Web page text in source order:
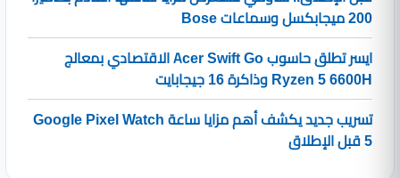
200 ميجابكسل وسماعات Bose
ايسر تطلق حاسوب Acer Swift Go الاقتصادي بمعالج
Ryzen 5 6600H وذاكرة 16 جيجابايت
تسريب جديد يكشف أهم مزايا ساعة Google Pixel Watch
5 قبل الإطلاق